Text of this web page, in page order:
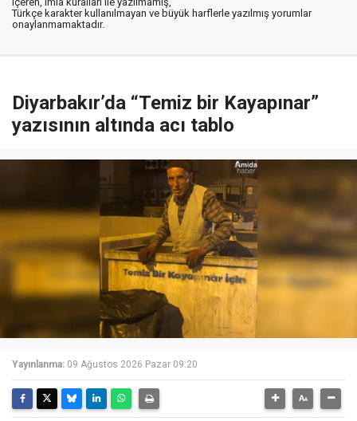
Türkçe karakter kullanılmayan ve büyük harflerle yazılmış yorumlar
onaylanmamaktadır.
Diyarbakır’da “Temiz bir Kayapınar”
yazısının altında acı tablo
Yayınlanma: 09 Ağustos 2026 Pazar 09:20